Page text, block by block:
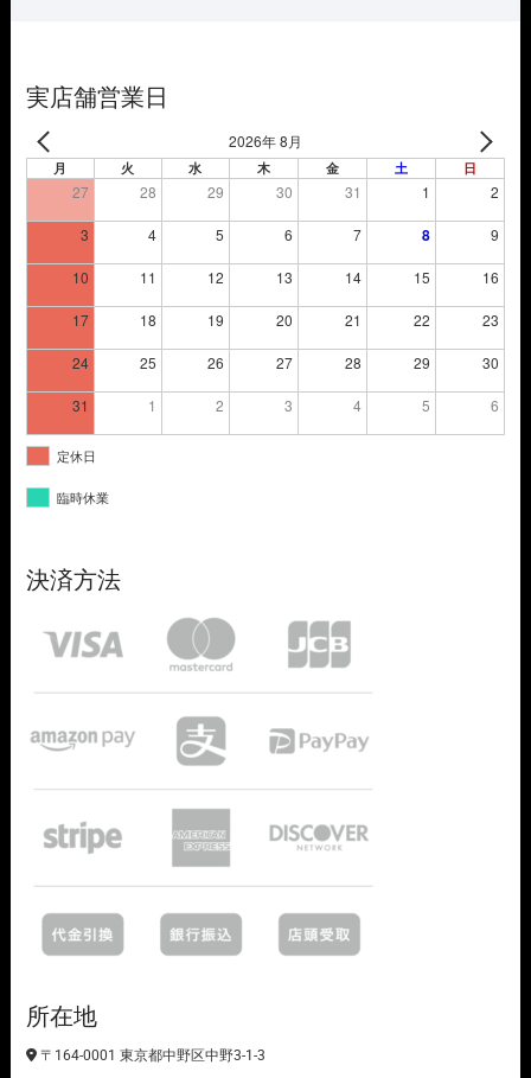
実店舗営業日
2026年 8月
月 火 水 木 金 土 日
27 28 29 30 31 1 2
3 4 5 6 7 8 9
10 11 12 13 14 15 16
17 18 19 20 21 22 23
24 25 26 27 28 29 30
31 1 2 3 4 5 6
定休日
臨時休業
決済方法
所在地
〒164-0001 東京都中野区中野3-1-3